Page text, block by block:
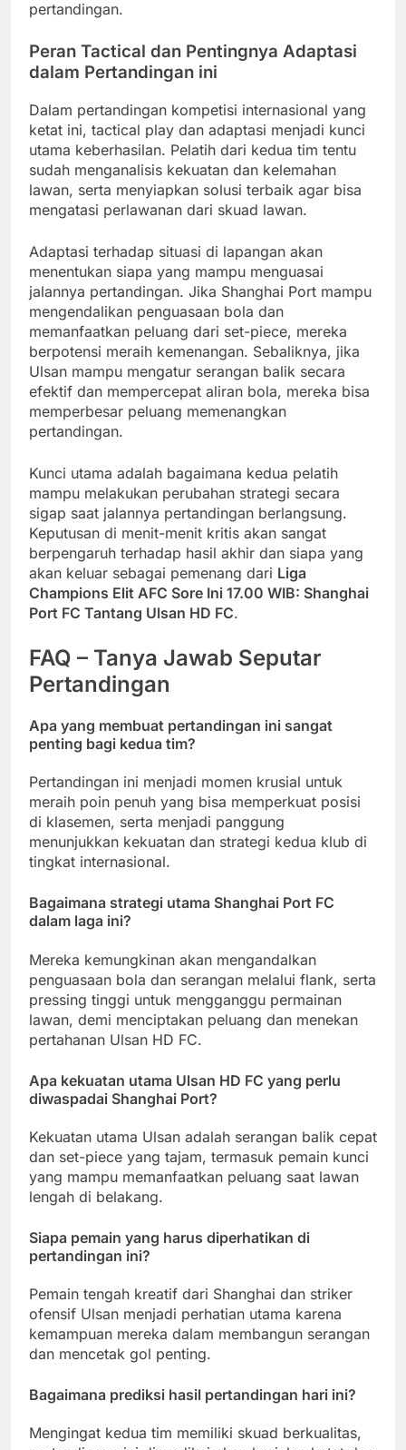
pertandingan.
Peran Tactical dan Pentingnya Adaptasi
dalam Pertandingan ini
Dalam pertandingan kompetisi internasional yang
ketat ini, tactical play dan adaptasi menjadi kunci
utama keberhasilan. Pelatih dari kedua tim tentu
sudah menganalisis kekuatan dan kelemahan
lawan, serta menyiapkan solusi terbaik agar bisa
mengatasi perlawanan dari skuad lawan.
Adaptasi terhadap situasi di lapangan akan
menentukan siapa yang mampu menguasai
jalannya pertandingan. Jika Shanghai Port mampu
mengendalikan penguasaan bola dan
memanfaatkan peluang dari set-piece, mereka
berpotensi meraih kemenangan. Sebaliknya, jika
Ulsan mampu mengatur serangan balik secara
efektif dan mempercepat aliran bola, mereka bisa
memperbesar peluang memenangkan
pertandingan.
Kunci utama adalah bagaimana kedua pelatih
mampu melakukan perubahan strategi secara
sigap saat jalannya pertandingan berlangsung.
Keputusan di menit-menit kritis akan sangat
berpengaruh terhadap hasil akhir dan siapa yang
akan keluar sebagai pemenang dari Liga
Champions Elit AFC Sore Ini 17.00 WIB: Shanghai
Port FC Tantang Ulsan HD FC.
FAQ – Tanya Jawab Seputar
Pertandingan
Apa yang membuat pertandingan ini sangat
penting bagi kedua tim?
Pertandingan ini menjadi momen krusial untuk
meraih poin penuh yang bisa memperkuat posisi
di klasemen, serta menjadi panggung
menunjukkan kekuatan dan strategi kedua klub di
tingkat internasional.
Bagaimana strategi utama Shanghai Port FC
dalam laga ini?
Mereka kemungkinan akan mengandalkan
penguasaan bola dan serangan melalui flank, serta
pressing tinggi untuk mengganggu permainan
lawan, demi menciptakan peluang dan menekan
pertahanan Ulsan HD FC.
Apa kekuatan utama Ulsan HD FC yang perlu
diwaspadai Shanghai Port?
Kekuatan utama Ulsan adalah serangan balik cepat
dan set-piece yang tajam, termasuk pemain kunci
yang mampu memanfaatkan peluang saat lawan
lengah di belakang.
Siapa pemain yang harus diperhatikan di
pertandingan ini?
Pemain tengah kreatif dari Shanghai dan striker
ofensif Ulsan menjadi perhatian utama karena
kemampuan mereka dalam membangun serangan
dan mencetak gol penting.
Bagaimana prediksi hasil pertandingan hari ini?
Mengingat kedua tim memiliki skuad berkualitas,